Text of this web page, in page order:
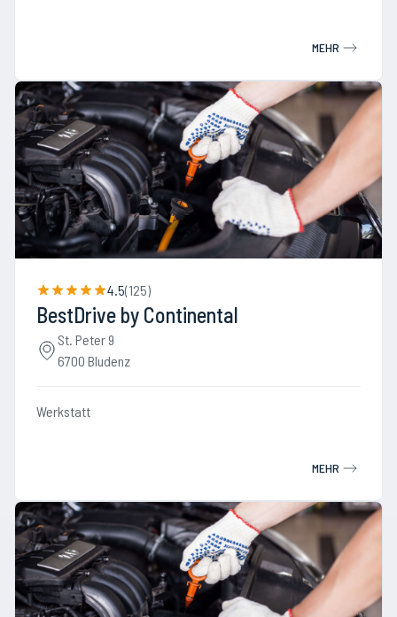
MEHR
4.5(125)
BestDrive by Continental
St. Peter 9
6700 Bludenz
Werkstatt
MEHR